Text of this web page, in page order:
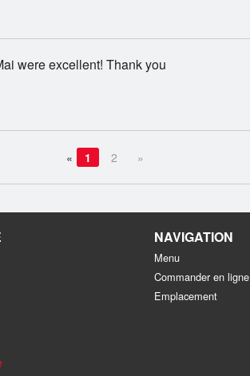
were excellent! Thank you
« 1 2 »
NAVIGATION
Menu
Commander en ligne
Emplacement